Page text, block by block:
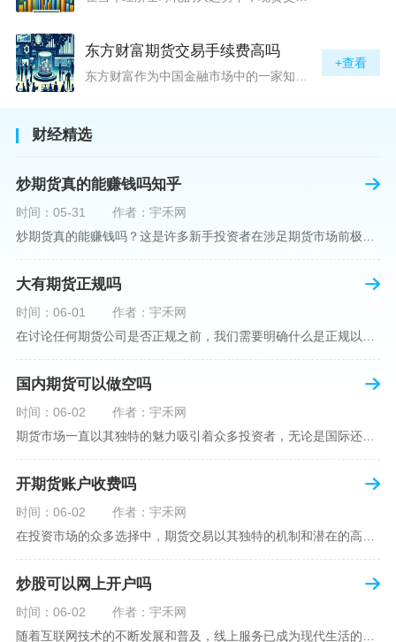
东方财富期货交易手续费高吗
+查看
财经精选
炒期货真的能赚钱吗知乎
时间：05-31
作者：宇禾网
大有期货正规吗
时间：06-01
作者：宇禾网
国内期货可以做空吗
时间：06-02
作者：宇禾网
期货市场一直以其独特的魅力吸引着众多投资者，无论是国际还是国内场景下，其波澜壮阔的市场行情都给予了投资者无限遐想。今天，我们将深入探讨一个特别的问题——"国内期货可以做空吗"？这个问题不仅关乎投资者的策略布局，更涉及到期货市场机制的基本理解。在深入探讨之前，我们首先需要明确几个期货市场的基础概念。期货，是指在标准化合约基础上，双方承诺在未来某一特定时间以约定价格买卖一定数量的商品或金融产品的合约。它允訸投资者通过买入（做多）或卖出（做空）合约来预测未来价格的变动。我们来揭开国
开期货账户收费吗
时间：06-02
作者：宇禾网
炒股可以网上开户吗
时间：06-02
作者：宇禾网